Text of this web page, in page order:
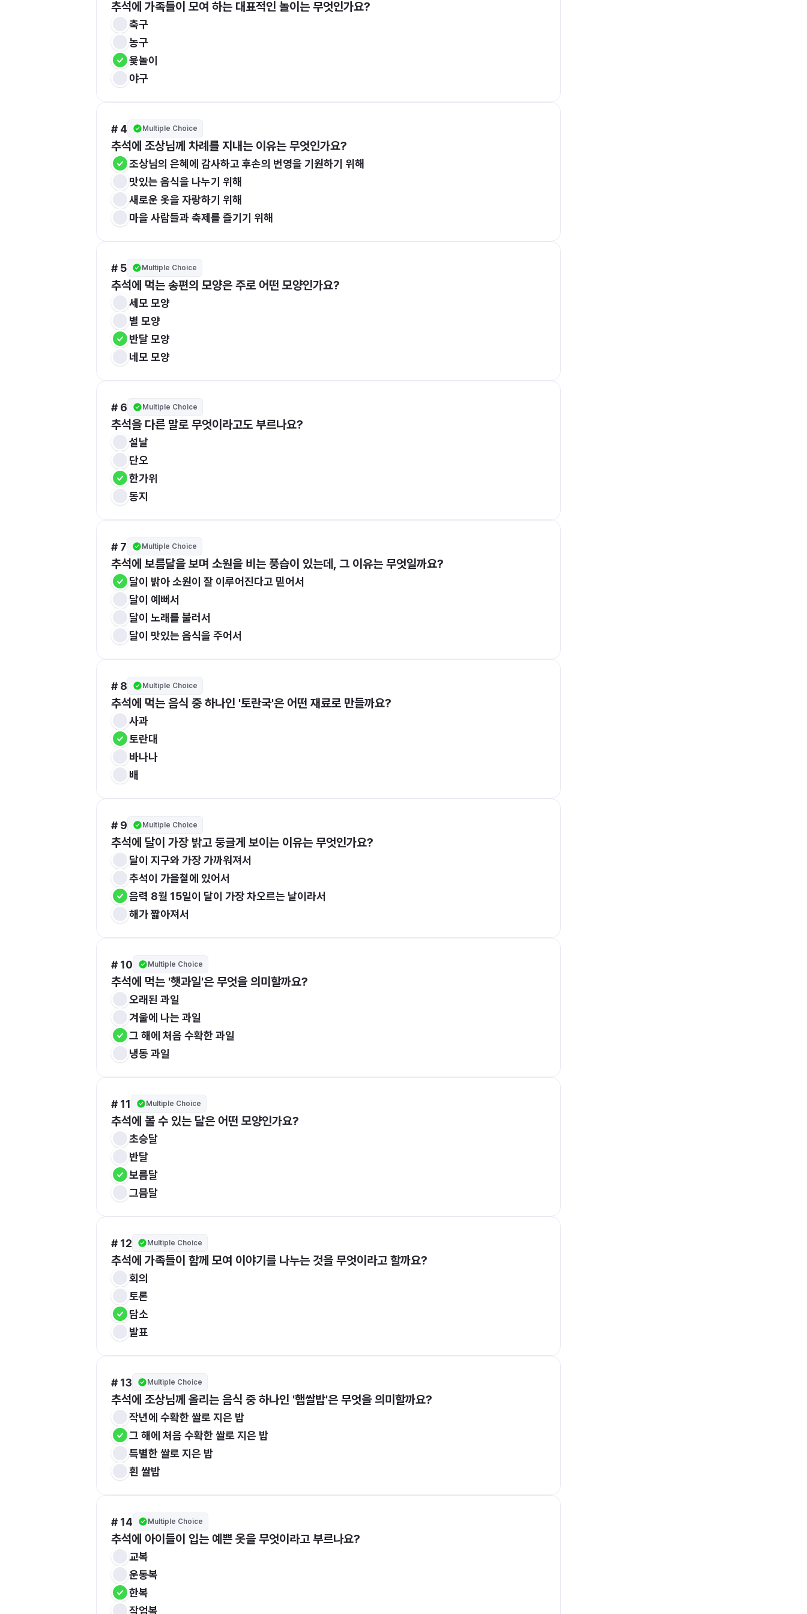
추석에 가족들이 모여 하는 대표적인 놀이는 무엇인가요?
축구
농구
윷놀이
야구
# 4 Multiple Choice
추석에 조상님께 차례를 지내는 이유는 무엇인가요?
조상님의 은혜에 감사하고 후손의 번영을 기원하기 위해
맛있는 음식을 나누기 위해
새로운 옷을 자랑하기 위해
마을 사람들과 축제를 즐기기 위해
# 5 Multiple Choice
추석에 먹는 송편의 모양은 주로 어떤 모양인가요?
세모 모양
별 모양
반달 모양
네모 모양
# 6 Multiple Choice
추석을 다른 말로 무엇이라고도 부르나요?
설날
단오
한가위
동지
# 7 Multiple Choice
추석에 보름달을 보며 소원을 비는 풍습이 있는데, 그 이유는 무엇일까요?
달이 밝아 소원이 잘 이루어진다고 믿어서
달이 예뻐서
달이 노래를 불러서
달이 맛있는 음식을 주어서
# 8 Multiple Choice
추석에 먹는 음식 중 하나인 '토란국'은 어떤 재료로 만들까요?
사과
토란대
바나나
배
# 9 Multiple Choice
추석에 달이 가장 밝고 둥글게 보이는 이유는 무엇인가요?
달이 지구와 가장 가까워져서
추석이 가을철에 있어서
음력 8월 15일이 달이 가장 차오르는 날이라서
해가 짧아져서
# 10 Multiple Choice
추석에 먹는 '햇과일'은 무엇을 의미할까요?
오래된 과일
겨울에 나는 과일
그 해에 처음 수확한 과일
냉동 과일
# 11 Multiple Choice
추석에 볼 수 있는 달은 어떤 모양인가요?
초승달
반달
보름달
그믐달
# 12 Multiple Choice
추석에 가족들이 함께 모여 이야기를 나누는 것을 무엇이라고 할까요?
회의
토론
담소
발표
# 13 Multiple Choice
추석에 조상님께 올리는 음식 중 하나인 '햅쌀밥'은 무엇을 의미할까요?
작년에 수확한 쌀로 지은 밥
그 해에 처음 수확한 쌀로 지은 밥
특별한 쌀로 지은 밥
흰 쌀밥
# 14 Multiple Choice
추석에 아이들이 입는 예쁜 옷을 무엇이라고 부르나요?
교복
운동복
한복
작업복